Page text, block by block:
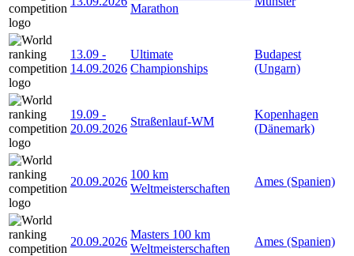
Marathon
13.09 -
14.09.2026
Ultimate
Championships
Budapest
(Ungarn)
19.09 -
20.09.2026
Straßenlauf-WM
Kopenhagen
(Dänemark)
20.09.2026
100 km
Weltmeisterschaften
Ames (Spanien)
20.09.2026
Masters 100 km
Weltmeisterschaften
Ames (Spanien)